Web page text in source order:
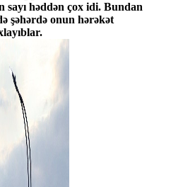
həddən çox idi. Bundan
şəhərdə onun hərəkət